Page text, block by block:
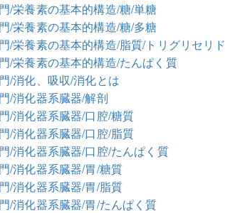
/栄養素の基本的構造/糖/単糖
/栄養素の基本的構造/糖/多糖
/栄養素の基本的構造/脂質/トリグリセリド
/栄養素の基本的構造/たんぱく質
/消化、吸収/消化とは
/消化器系臓器/解剖
/消化器系臓器/口腔/糖質
/消化器系臓器/口腔/脂質
/消化器系臓器/口腔/たんぱく質
/消化器系臓器/胃/糖質
/消化器系臓器/胃/脂質
/消化器系臓器/胃/たんぱく質